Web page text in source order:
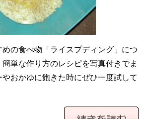
の食べ物「ライスプディング」につ
単な作り方のレシピを写真付きでま
おかゆに飽きた時にぜひ一度試して